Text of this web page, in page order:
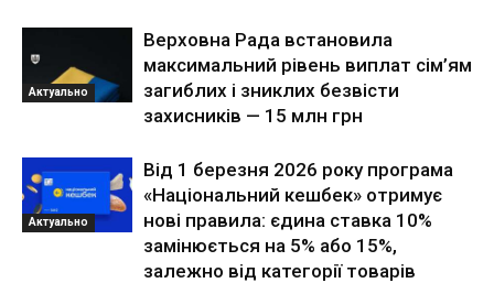
Актуально
Верховна Рада встановила
максимальний рівень виплат сім’ям
загиблих і зниклих безвісти
захисників — 15 млн грн
Актуально
Від 1 березня 2026 року програма
«Національний кешбек» отримує
нові правила: єдина ставка 10%
замінюється на 5% або 15%,
залежно від категорії товарів